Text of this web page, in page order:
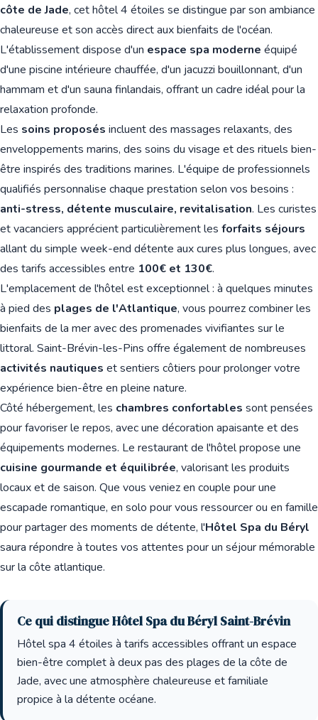
côte de Jade, cet hôtel 4 étoiles se distingue par son ambiance
chaleureuse et son accès direct aux bienfaits de l'océan.
L'établissement dispose d'un espace spa moderne équipé
d'une piscine intérieure chauffée, d'un jacuzzi bouillonnant, d'un
hammam et d'un sauna finlandais, offrant un cadre idéal pour la
relaxation profonde.
Les soins proposés incluent des massages relaxants, des
enveloppements marins, des soins du visage et des rituels bien-
être inspirés des traditions marines. L'équipe de professionnels
qualifiés personnalise chaque prestation selon vos besoins :
anti-stress, détente musculaire, revitalisation. Les curistes
et vacanciers apprécient particulièrement les forfaits séjours
allant du simple week-end détente aux cures plus longues, avec
des tarifs accessibles entre 100€ et 130€.
L'emplacement de l'hôtel est exceptionnel : à quelques minutes
à pied des plages de l'Atlantique, vous pourrez combiner les
bienfaits de la mer avec des promenades vivifiantes sur le
littoral. Saint-Brévin-les-Pins offre également de nombreuses
activités nautiques et sentiers côtiers pour prolonger votre
expérience bien-être en pleine nature.
Côté hébergement, les chambres confortables sont pensées
pour favoriser le repos, avec une décoration apaisante et des
équipements modernes. Le restaurant de l'hôtel propose une
cuisine gourmande et équilibrée, valorisant les produits
locaux et de saison. Que vous veniez en couple pour une
escapade romantique, en solo pour vous ressourcer ou en famille
pour partager des moments de détente, l'Hôtel Spa du Béryl
saura répondre à toutes vos attentes pour un séjour mémorable
sur la côte atlantique.
Ce qui distingue Hôtel Spa du Béryl Saint-Brévin
Hôtel spa 4 étoiles à tarifs accessibles offrant un espace
bien-être complet à deux pas des plages de la côte de
Jade, avec une atmosphère chaleureuse et familiale
propice à la détente océane.